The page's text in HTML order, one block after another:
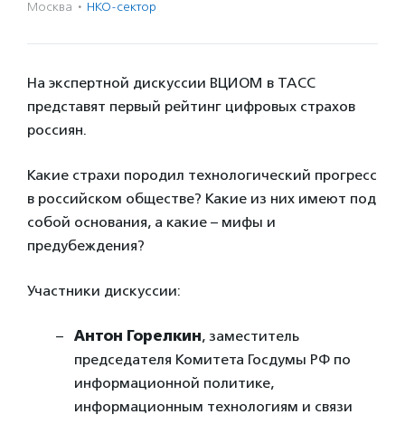
Москва · НКО-сектор
На экспертной дискуссии ВЦИОМ в ТАСС
представят первый рейтинг цифровых страхов
россиян.
Какие страхи породил технологический прогресс
в российском обществе? Какие из них имеют под
собой основания, а какие – мифы и
предубеждения?
Участники дискуссии:
Антон Горелкин, заместитель
председателя Комитета Госдумы РФ по
информационной политике,
информационным технологиям и связи